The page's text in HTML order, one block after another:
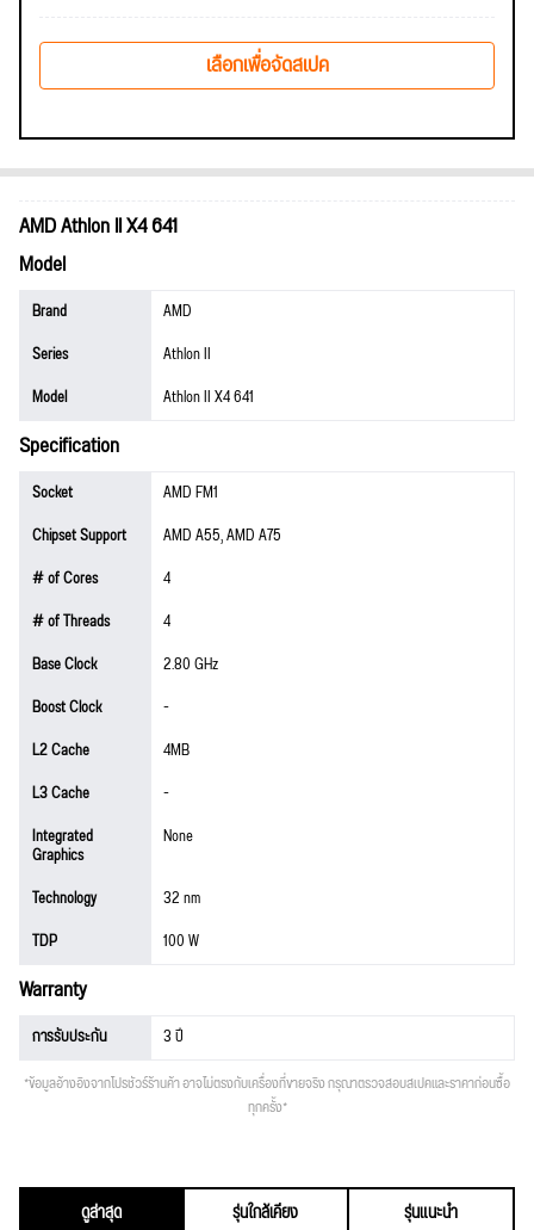
เลือกเพื่อจัดสเปค
AMD Athlon II X4 641
Model
Brand
AMD
Series
Athlon II
Model
Athlon II X4 641
Specification
Socket
AMD FM1
Chipset Support
AMD A55, AMD A75
# of Cores
4
# of Threads
4
Base Clock
2.80 GHz
Boost Clock
-
L2 Cache
4MB
L3 Cache
-
Integrated
Graphics
None
Technology
32 nm
TDP
100 W
Warranty
การรับประกัน 3 ปี
*ข้อมูลอ้างอิงจากโปรชัวร์ร้านค้า อาจไม่ตรงกับเครื่องที่ขายจริง กรุณาตรวจสอบสเปคและราคาก่อนซื้อ
ทุกครั้ง*
ดูล่าสุด รุ่นใกล้เคียง
รุ่นแนะนำ